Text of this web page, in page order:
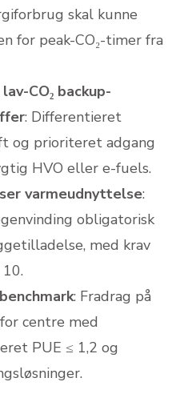
skal kunne
for peak-CO₂-timer fra
CO₂ backup-
: Differentieret
og prioriteret adgang
HVO eller e-fuels.
varmeudnyttelse:
obligatorisk
med krav
: Fradrag på
centre med
PUE ≤ 1,2 og